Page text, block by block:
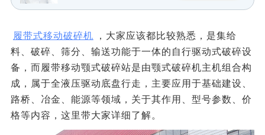
履带式移动破碎机
，大家应该都比较熟悉，是集给
料、破碎、筛分、输送功能于一体的自行驱动式破碎设
备，而履带移动颚式破碎站是由颚式破碎机主机组合构
成，属于全液压驱动底盘行走，主要应用于基础建设、
路桥、冶金、能源等领域，关于其作用、型号参数、价
格等内容，这里带大家详细了解。